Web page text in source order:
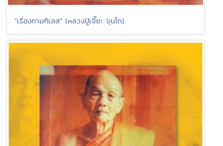
"เรื่องกามกิเลส" (หลวงปู่เจี๊ยะ จุนโท)